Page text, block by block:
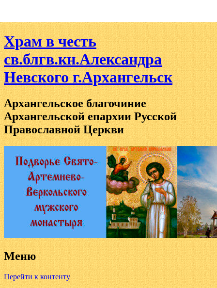
Храм в честь
св.блгв.кн.Александра
Невского г.Архангельск
Архангельское благочиние
Архангельской епархии Русской
Православной Церкви
Меню
Перейти к контенту